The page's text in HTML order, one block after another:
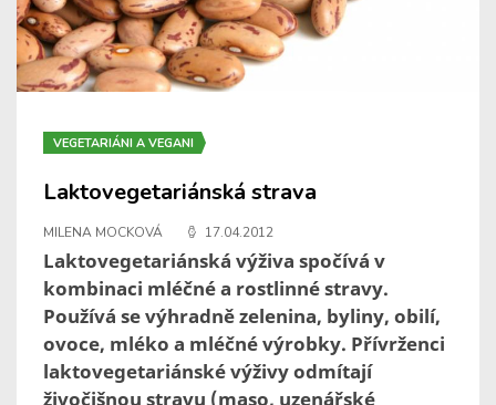
VEGETARIÁNI A VEGANI
Laktovegetariánská strava
MILENA MOCKOVÁ 17.04.2012
Laktovegetariánská výživa spočívá v
kombinaci mléčné a rostlinné stravy.
Používá se výhradně zelenina, byliny, obilí,
ovoce, mléko a mléčné výrobky. Přívrženci
laktovegetariánské výživy odmítají
živočišnou stravu (maso, uzenářské